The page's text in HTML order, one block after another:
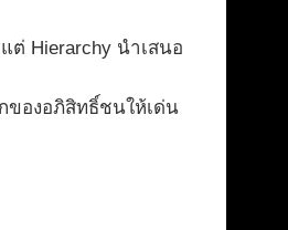
ต่ Hierarchy นำเสนอ
ของอภิสิทธิ์ชนให้เด่น